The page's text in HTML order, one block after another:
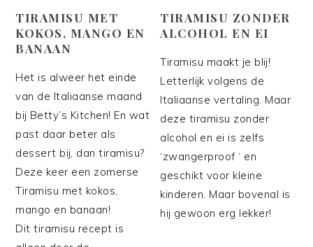
TIRAMISU MET
KOKOS, MANGO EN
BANAAN
Het is alweer het einde
van de Italiaanse maand
bij Betty’s Kitchen! En wat
past daar beter als
dessert bij, dan tiramisu?
Deze keer een zomerse
Tiramisu met kokos,
mango en banaan!
Dit tiramisu recept is
TIRAMISU ZONDER
ALCOHOL EN EI
Tiramisu maakt je blij!
Letterlijk volgens de
Italiaanse vertaling. Maar
deze tiramisu zonder
alcohol en ei is zelfs
‘zwangerproof ‘ en
geschikt voor kleine
kinderen. Maar bovenal is
hij gewoon erg lekker!